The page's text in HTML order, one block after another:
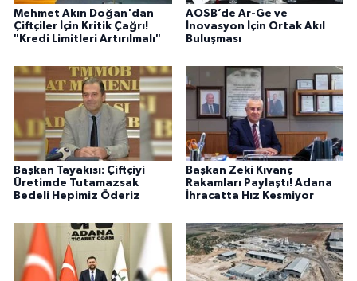
Mehmet Akın Doğan'dan
Çiftçiler İçin Kritik Çağrı!
"Kredi Limitleri Artırılmalı"
AOSB’de Ar-Ge ve
İnovasyon İçin Ortak Akıl
Buluşması
Başkan Tayakısı: Çiftçiyi
Üretimde Tutamazsak
Bedeli Hepimiz Öderiz
Başkan Zeki Kıvanç
Rakamları Paylaştı! Adana
İhracatta Hız Kesmiyor